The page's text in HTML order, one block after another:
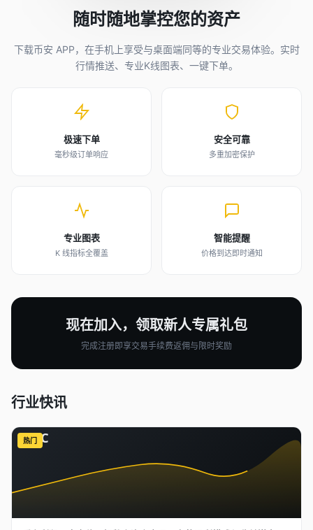
随时随地掌控您的资产
下载币安 APP，在手机上享受与桌面端同等的专业交易体验。实时
行情推送、专业K线图表、一键下单。
极速下单
毫秒级订单响应
安全可靠
多重加密保护
专业图表
K 线指标全覆盖
智能提醒
价格到达即时通知
现在加入，领取新人专属礼包
完成注册即享交易手续费返佣与限时奖励
行业快讯
BTC
热门